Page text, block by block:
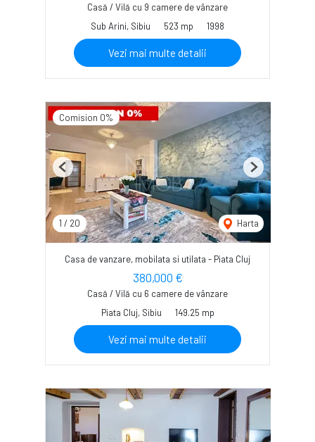
Casă / Vilă cu 9 camere de vânzare
Sub Arini, Sibiu
523 mp 1998
Vezi mai multe detalii
Comision 0%
1 / 20 Harta
Previous Next
Casa de vanzare, mobilata si utilata - Piata Cluj
380,000 €
Casă / Vilă cu 6 camere de vânzare
Piata Cluj, Sibiu
149.25 mp
Vezi mai multe detalii